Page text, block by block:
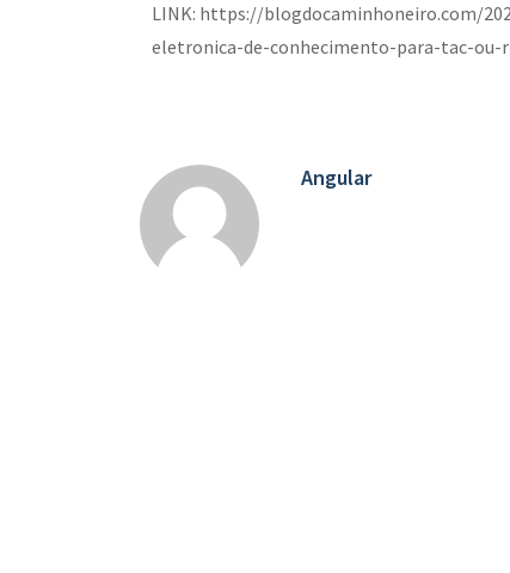
LINK: https://blogdocaminhoneiro.com/
eletronica-de-conhecimento-para-tac-
Angular